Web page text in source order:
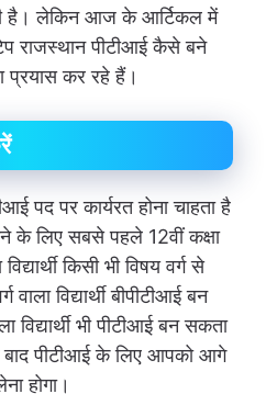
है। लेकिन आज के आर्टिकल में
राजस्थान पीटीआई कैसे बने
प्रयास कर रहे हैं।
पद पर कार्यरत होना चाहता है
के लिए सबसे पहले 12वीं कक्षा
किसी भी विषय वर्ग से
विद्यार्थी बीपीटीआई बन
विद्यार्थी भी पीटीआई बन सकता
बाद पीटीआई के लिए आपको आगे
होगा।